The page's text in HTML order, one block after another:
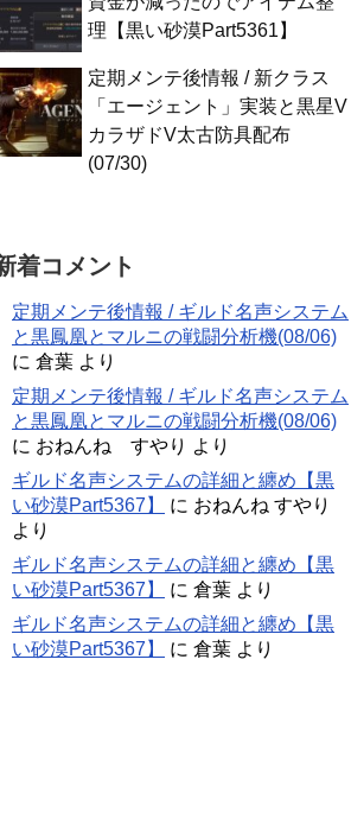
理【黒い砂漠Part5361】
定期メンテ後情報 / 新クラス
「エージェント」実装と黒星V
カラザドV太古防具配布
(07/30)
着コメント
定期メンテ後情報 / ギルド名声システム
と黒鳳凰とマルニの戦闘分析機(08/06)
に 倉葉 より
定期メンテ後情報 / ギルド名声システム
と黒鳳凰とマルニの戦闘分析機(08/06)
に おねんね すやり より
ギルド名声システムの詳細と纏め【黒
い砂漠Part5367】
に おねんね すやり
より
ギルド名声システムの詳細と纏め【黒
い砂漠Part5367】
に 倉葉 より
ギルド名声システムの詳細と纏め【黒
い砂漠Part5367】
に 倉葉 より